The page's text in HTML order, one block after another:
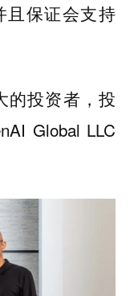
且保证会支持
的投资者，投
Global LLC